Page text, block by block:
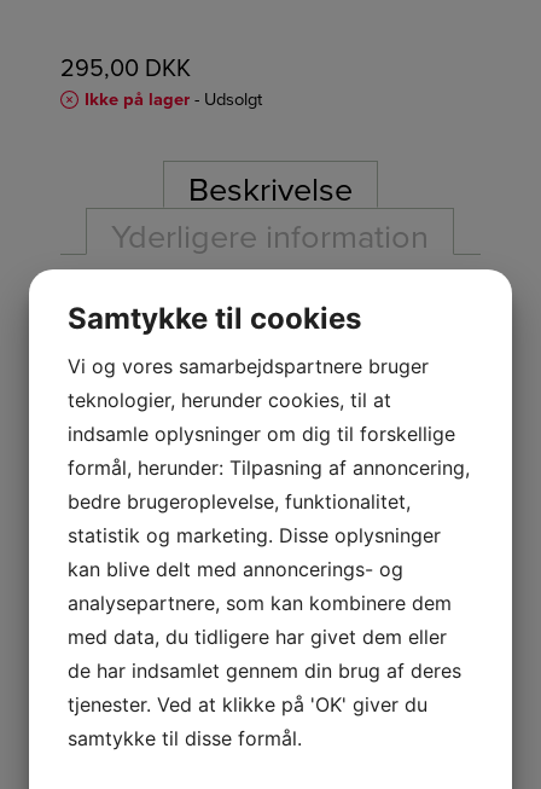
295,00 DKK
Ikke på lager- Udsolgt
Beskrivelse
Yderligere information
Beskrivelse
Høj brun vase i genbrugsglas fra Ib Laursen –
H:55/Ø:24cm
Relaterede varer
Save
Tilbud
Samtykke til cookies
Vi og vores samarbejdspartnere bruger
teknologier, herunder cookies, til at
indsamle oplysninger om dig til forskellige
formål, herunder: Tilpasning af annoncering,
bedre brugeroplevelse, funktionalitet,
statistik og marketing. Disse oplysninger
kan blive delt med annoncerings- og
analysepartnere, som kan kombinere dem
med data, du tidligere har givet dem eller
de har indsamlet gennem din brug af deres
tjenester. Ved at klikke på 'OK' giver du
samtykke til disse formål.